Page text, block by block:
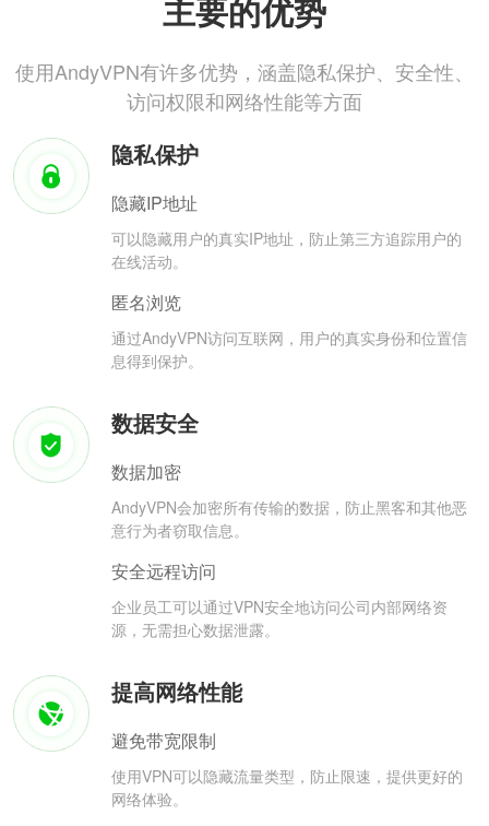
主要的优势
使用AndyVPN有许多优势，涵盖隐私保护、安全性、
访问权限和网络性能等方面
隐私保护
隐藏IP地址
可以隐藏用户的真实IP地址，防止第三方追踪用户的
在线活动。
匿名浏览
通过AndyVPN访问互联网，用户的真实身份和位置信
息得到保护。
数据安全
数据加密
AndyVPN会加密所有传输的数据，防止黑客和其他恶
意行为者窃取信息。
安全远程访问
企业员工可以通过VPN安全地访问公司内部网络资
源，无需担心数据泄露。
提高网络性能
避免带宽限制
使用VPN可以隐藏流量类型，防止限速，提供更好的
网络体验。